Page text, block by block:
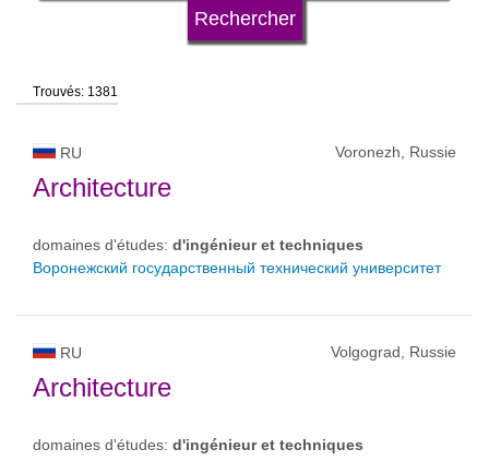
statut d'université
Trouvés: 1381
RU Voronezh, Russie
Architecture
domaines d'études: d'ingénieur et techniques
Воронежский государственный технический университет
RU Volgograd, Russie
Architecture
domaines d'études: d'ingénieur et techniques